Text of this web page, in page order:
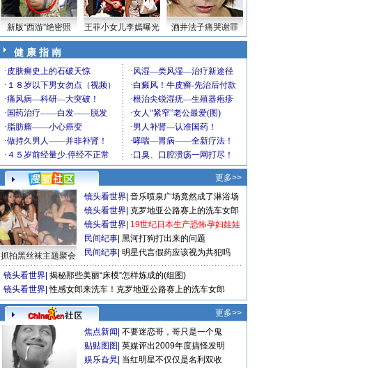
新版“西游”绝密照 王菲小女儿李嫣曝光 酒井法子痛哭谢罪
健 康 指 南
更多>>
抓拍黑丝袜主题聚会
镜头看世界 音乐喷泉广场竟然成了淋浴场
镜头看世界 克罗地亚公路赛上的洗车女郎
镜头看世界 19世纪日本生产恐怖孕妇娃娃
民间纪事 黑河打狗打出来的问题
民间纪事 明星代言假药应该视为共犯吗
镜头看世界 揭秘那些美丽“床模”怎样炼成的(组图)
镜头看世界 性感女郎来洗车！克罗地亚公路赛上的洗车女郎
更多>>
焦点新闻 不要迷恋哥，哥只是一个鬼
贴贴图图 英媒评出2009年度搞怪发明
娱乐旮旯 当红明星不仅仅是名利双收